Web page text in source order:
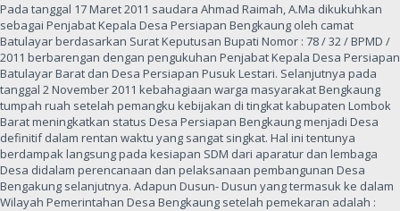
Pada tanggal 17 Maret 2011 saudara Ahmad Raimah, A.Ma dikukuhkan
sebagai Penjabat Kepala Desa Persiapan Bengkaung oleh camat
Batulayar berdasarkan Surat Keputusan Bupati Nomor : 78 / 32 / BPMD /
2011 berbarengan dengan pengukuhan Penjabat Kepala Desa Persiapan
Batulayar Barat dan Desa Persiapan Pusuk Lestari. Selanjutnya pada
tanggal 2 November 2011 kebahagiaan warga masyarakat Bengkaung
tumpah ruah setelah pemangku kebijakan di tingkat kabupaten Lombok
Barat meningkatkan status Desa Persiapan Bengkaung menjadi Desa
definitif dalam rentan waktu yang sangat singkat. Hal ini tentunya
berdampak langsung pada kesiapan SDM dari aparatur dan lembaga
Desa didalam perencanaan dan pelaksanaan pembangunan Desa
Bengakung selanjutnya. Adapun Dusun- Dusun yang termasuk ke dalam
Wilayah Pemerintahan Desa Bengkaung setelah pemekaran adalah :